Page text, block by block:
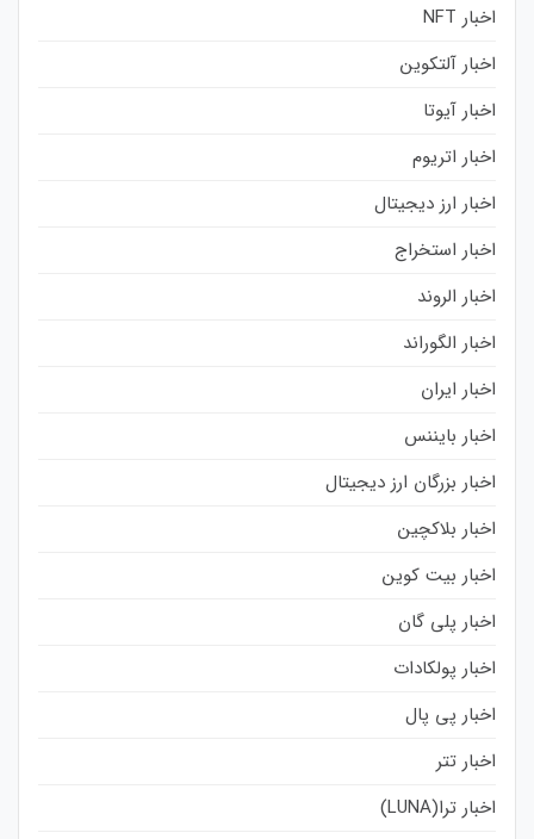
اخبار NFT
اخبار آلتکوین
اخبار آیوتا
اخبار اتریوم
اخبار ارز دیجیتال
اخبار استخراج
اخبار الروند
اخبار الگوراند
اخبار ایران
اخبار بایننس
اخبار بزرگان ارز دیجیتال
اخبار بلاکچین
اخبار بیت کوین
اخبار پلی گان
اخبار پولکادات
اخبار پی پال
اخبار تتر
اخبار ترا(LUNA)